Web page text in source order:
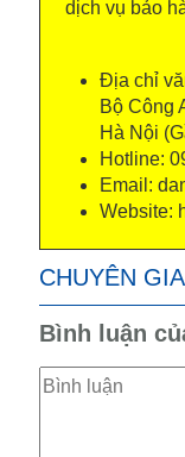
dịch vụ bảo
Địa chỉ
Bộ Công
Hà Nội
Hotline:
Email:
Website:
CHUYÊN
Bình luận